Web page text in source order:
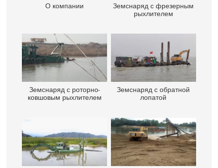
О компании
Земснаряд с фрезерным
рыхлителем
Земснаряд с роторно-
ковшовым рыхлителем
Земснаряд с обратной
лопатой